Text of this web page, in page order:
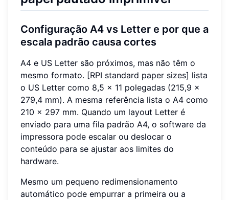
Configuração A4 vs Letter e por que a
escala padrão causa cortes
A4 e US Letter são próximos, mas não têm o
mesmo formato. [RPI standard paper sizes] lista
o US Letter como 8,5 x 11 polegadas (215,9 x
279,4 mm). A mesma referência lista o A4 como
210 x 297 mm. Quando um layout Letter é
enviado para uma fila padrão A4, o software da
impressora pode escalar ou deslocar o
conteúdo para se ajustar aos limites do
hardware.
Mesmo um pequeno redimensionamento
automático pode empurrar a primeira ou a